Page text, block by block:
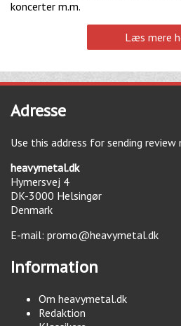
koncerter m.m.
Læs mere
Adresse
Use this address for sending review
heavymetal.dk
Hymersvej 4
DK-3000 Helsingør
Denmark
E-mail: promo@heavymetal.dk
Information
Om heavymetal.dk
Redaktion